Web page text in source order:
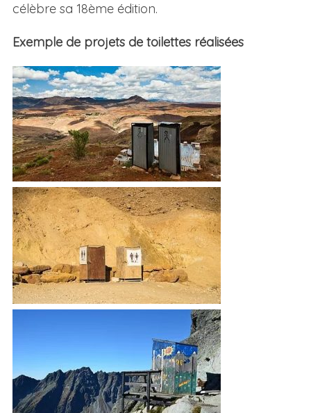
célèbre sa 18ème édition.
Exemple de projets de toilettes réalisées